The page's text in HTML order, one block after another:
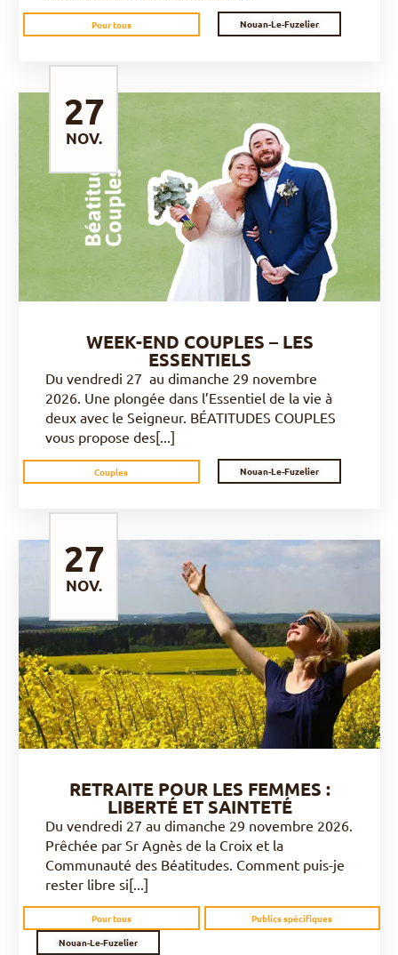
Pour tous Nouan-Le-Fuzelier
NOV.
DÉCOUVRIR
WEEK-END COUPLES – LES
ESSENTIELS
Du vendredi 27 au dimanche 29 novembre
2026. Une plongée dans l’Essentiel de la vie à
deux avec le Seigneur. BÉATITUDES COUPLES
vous propose des[...]
Couples Nouan-Le-Fuzelier
27
NOV.
DÉCOUVRIR
RETRAITE POUR LES FEMMES :
LIBERTÉ ET SAINTETÉ
Du vendredi 27 au dimanche 29 novembre 2026.
Prêchée par Sr Agnès de la Croix et la
Communauté des Béatitudes. Comment puis-je
rester libre si[...]
Pour tous
Publics spécifiques
Nouan-Le-Fuzelier
27